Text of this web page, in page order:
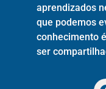
aprendizados
que podemos
conhecimento
ser